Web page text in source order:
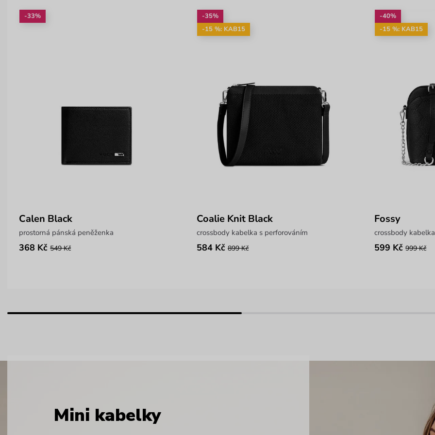
-33%
Calen Black
prostorná pánská peněženka
368 Kč 549 Kč
-35%
-15 %: KAB15
Coalie Knit Black
crossbody kabelka s perforováním
584 Kč 899 Kč
-40%
-15 %: KAB15
Fossy
crossbody
599 Kč 999 Kč
Mini kabelky